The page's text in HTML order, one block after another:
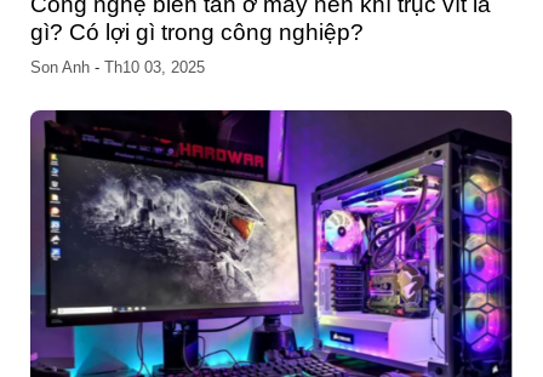
gì? Có lợi gì trong công nghiệp?
Son Anh - Th10 03, 2025